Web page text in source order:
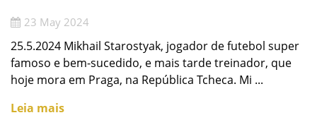
23 May 2024
25.5.2024 Mikhail Starostyak, jogador de futebol super
famoso e bem-sucedido, e mais tarde treinador, que
hoje mora em Praga, na República Tcheca. Mi ...
Leia mais